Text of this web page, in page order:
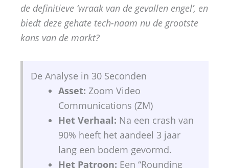
de definitieve ‘wraak van de gevallen engel’, en
biedt deze gehate tech-naam nu de grootste
kans van de markt?
De Analyse in 30 Seconden
Asset: Zoom Video
Communications (ZM)
Het Verhaal: Na een crash van
90% heeft het aandeel 3 jaar
lang een bodem gevormd.
Het Patroon: Een “Rounding